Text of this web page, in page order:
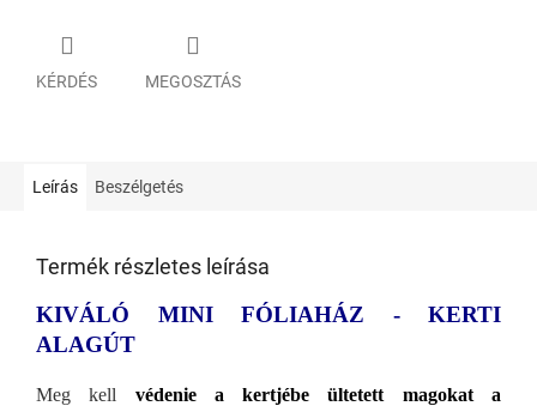
KÉRDÉS MEGOSZTÁS
Leírás Beszélgetés
Termék részletes leírása
KIVÁLÓ MINI FÓLIAHÁZ - KERTI
ALAGÚT
Meg kell védenie a kertjébe ültetett magokat a